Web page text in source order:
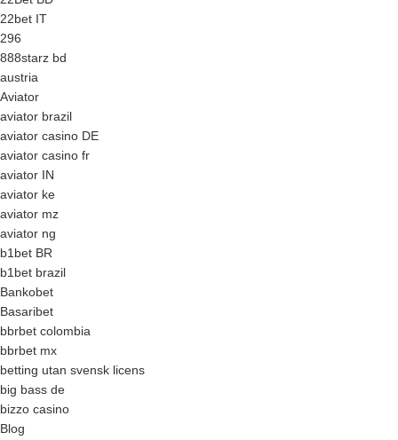
22bet IT
296
888starz bd
austria
Aviator
aviator brazil
aviator casino DE
aviator casino fr
aviator IN
aviator ke
aviator mz
aviator ng
b1bet BR
b1bet brazil
Bankobet
Basaribet
bbrbet colombia
bbrbet mx
betting utan svensk licens
big bass de
bizzo casino
Blog